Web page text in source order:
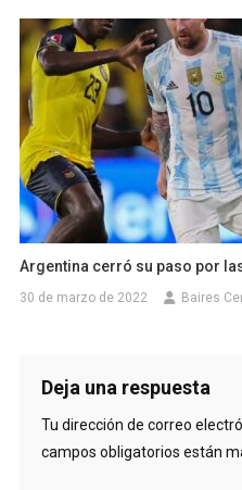
Argentina cerró su paso por
30 de marzo de 2022 Baires
Deja una respuesta
Tu dirección de correo
campos obligatorios están